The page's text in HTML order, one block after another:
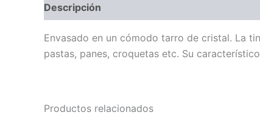
Descripción
Envasado en un cómodo tarro de cristal. La
pastas, panes, croquetas etc. Su
Productos relacionados